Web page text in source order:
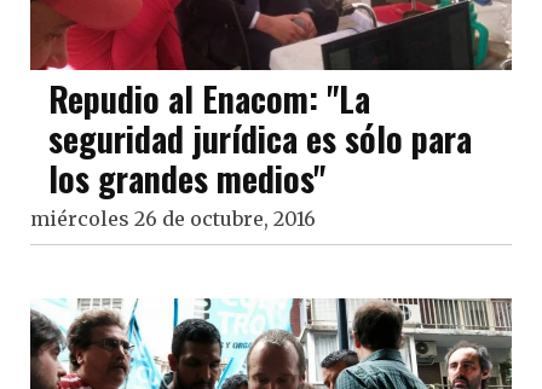
Repudio al Enacom: "La
seguridad jurídica es sólo para
los grandes medios"
miércoles 26 de octubre, 2016